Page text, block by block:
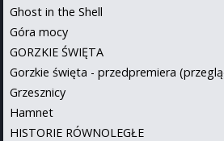
Ghost in the Shell
Góra mocy
GORZKIE ŚWIĘTA
Gorzkie święta - przedpremiera
Grzesznicy
Hamnet
HISTORIE RÓWNOLEGŁE